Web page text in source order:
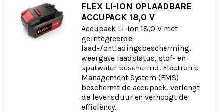
FLEX LI-ION OPLAADBARE
ACCUPACK 18,0 V
Accupack Li-Ion 18,0 V met
geïntegreerde
laad-/ontladingsbescherming,
weergave laadstatus, stof- en
spatwater beschermd. Electronic
Management System (EMS)
beschermt de accupack, verlengt
de levensduur en verhoogt de
efficiëncy.